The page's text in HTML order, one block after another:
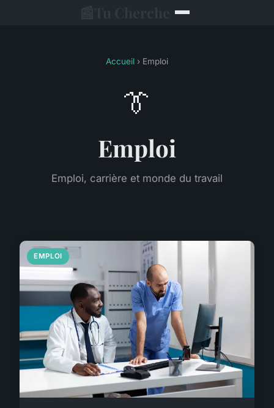
Accueil › Emploi
👔
Emploi
Emploi, carrière et monde du travail
EMPLOI